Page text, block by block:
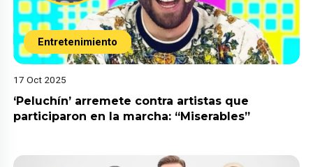
Entretenimiento
17 Oct 2025
‘Peluchín’ arremete contra artistas que
participaron en la marcha: “Miserables”